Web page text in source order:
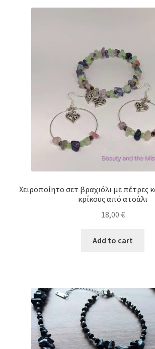
Χειροποίητο σετ βραχιόλι με πέτρες
κρίκους από ατσάλι
18,00 €
Add to cart